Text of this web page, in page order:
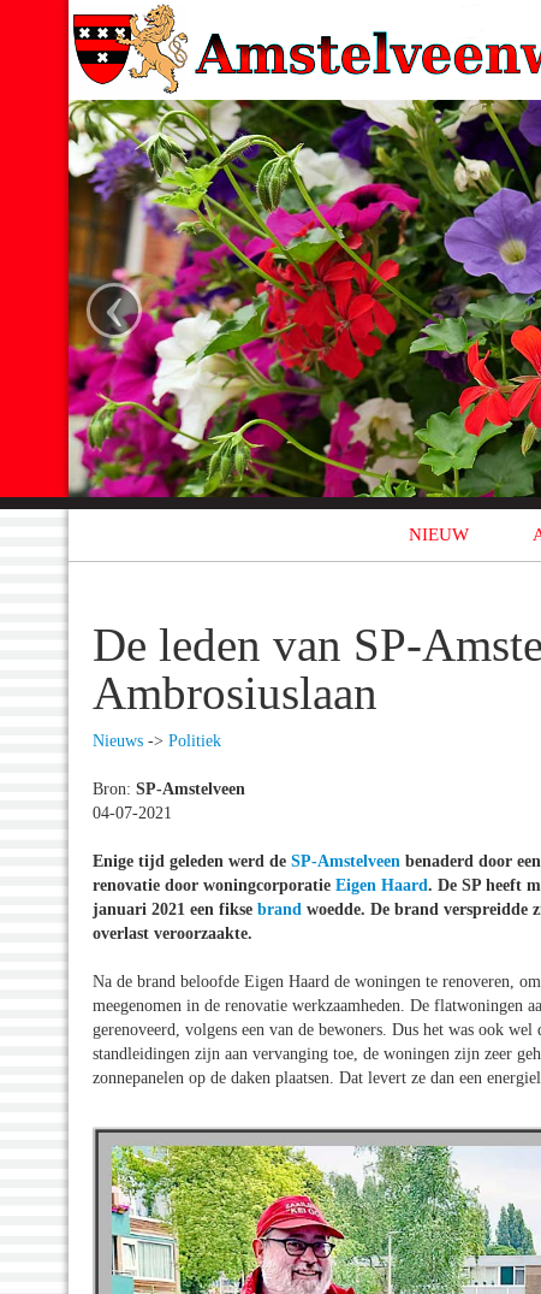
‹
NIEUW
De leden van SP-
Ambrosiuslaan
Nieuws -> Politiek
Bron: SP-Amstelveen
04-07-2021
Enige tijd geleden werd de SP-Amstelveen benaderd door
renovatie door woningcorporatie Eigen Haard. De SP heeft
januari 2021 een fikse brand woedde. De brand verspreidde
overlast veroorzaakte.
Na de brand beloofde Eigen Haard de woningen te renoveren,
meegenomen in de renovatie werkzaamheden. De flatwoningen
gerenoveerd, volgens een van de bewoners. Dus het was ook
standleidingen zijn aan vervanging toe, de woningen zijn zeer
zonnepanelen op de daken plaatsen. Dat levert ze dan een